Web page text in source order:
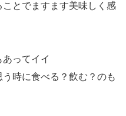
とでますます美味しく感
ってイイ
時に食べる？飲む？のも